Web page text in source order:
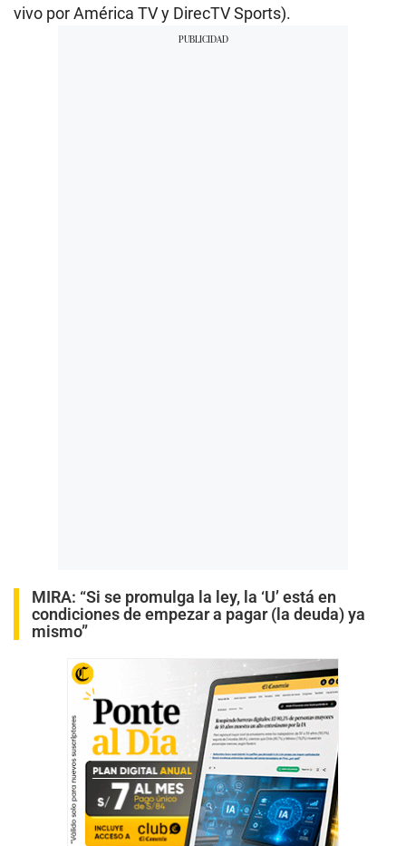
vivo por América TV y DirecTV Sports).
MIRA: “Si se promulga la ley, la ‘U’ está en
condiciones de empezar a pagar (la deuda) ya
mismo”